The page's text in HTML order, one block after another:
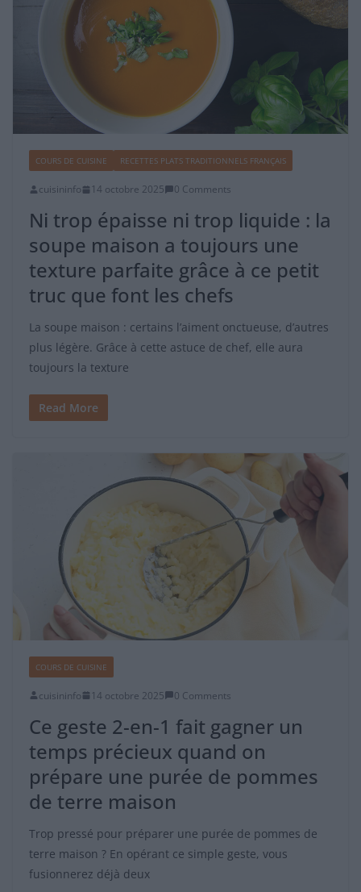
COURS DE CUISINE RECETTES PLATS TRADITIONNELS FRANÇAIS
cuisininfo 14 octobre 2025 0 Comments
Ni trop épaisse ni trop liquide : la
soupe maison a toujours une
texture parfaite grâce à ce petit
truc que font les chefs
La soupe maison : certains l’aiment onctueuse, d’autres
plus légère. Grâce à cette astuce de chef, elle aura
toujours la texture
Read More
COURS DE CUISINE
cuisininfo 14 octobre 2025 0 Comments
Ce geste 2-en-1 fait gagner un
temps précieux quand on
prépare une purée de pommes
de terre maison
Trop pressé pour préparer une purée de pommes de
terre maison ? En opérant ce simple geste, vous
fusionnerez déjà deux